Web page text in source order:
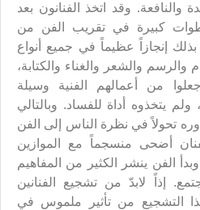
والنافعة. وقد اتخذ الفنانون بعد
خطوات كبيرة في تقريب الفن من
بذلك إنجازاً عظيماً في جميع أنواع
والرسم والشعر والغناء والكتابة،
من أعمالهم الفنية وسيلة
ولم يتخذوه أداة للفساد. وبالتالي
تحولاً في نظرة الناس إلى الفن
أضحى منسجماً مع الموازين
وبدأ الفن ينشر الكثير من المفاهيم
إذاً لابدّ من تشجيع الفنانين
التشجيع من تأثير ملموس في